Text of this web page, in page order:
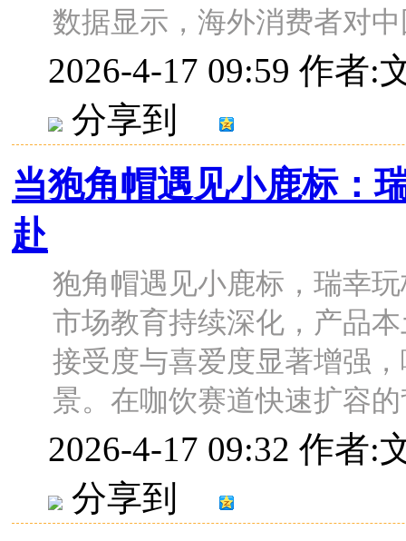
数据显示，海外消费者对
2026-4-17 09:59 作者:
分享到
当狍角帽遇见小鹿标：
赴
狍角帽遇见小鹿标，瑞幸
市场教育持续深化，产品
接受度与喜爱度显著增强
景。在咖饮赛道快速扩容
2026-4-17 09:32 作者:
分享到